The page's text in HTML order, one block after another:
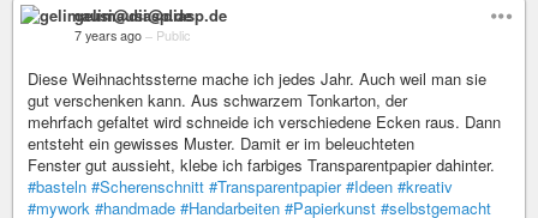
gelimausi@diasp.de
7 years ago – Public
Diese Weihnachtssterne mache ich jedes Jahr. Auch weil man sie
gut verschenken kann. Aus schwarzem Tonkarton, der
mehrfach gefaltet wird schneide ich verschiedene Ecken raus. Dann
entsteht ein gewisses Muster. Damit er im beleuchteten
Fenster gut aussieht, klebe ich farbiges Transparentpapier dahinter.
#basteln #Scherenschnitt #Transparentpapier #Ideen #kreativ
#mywork #handmade #Handarbeiten #Papierkunst #selbstgemacht